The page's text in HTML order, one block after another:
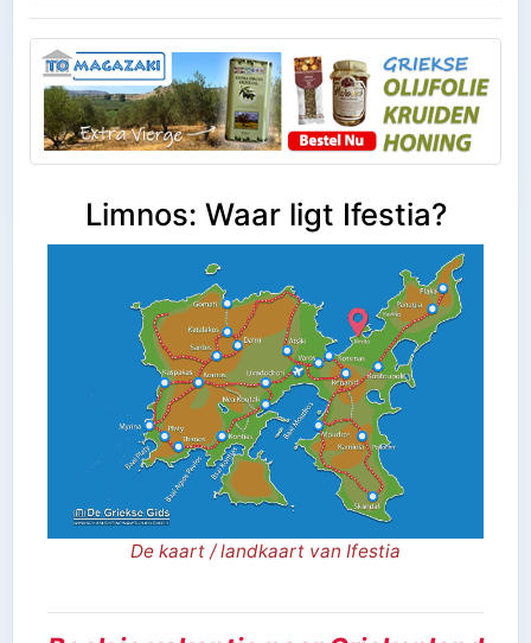
Limnos: Waar ligt Ifestia?
De kaart / landkaart van Ifestia